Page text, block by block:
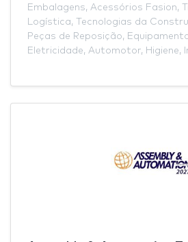
Embalagens, Acessórios Fasion,
Logística, Tecnologias da
Peças de Reposição,
Eletricidade, Automotor, Higiene,